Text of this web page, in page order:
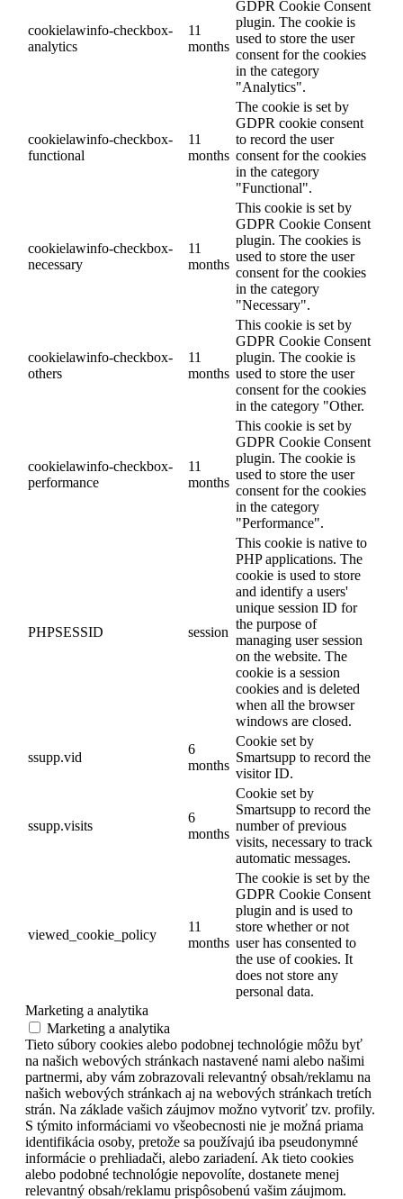
cookielawinfo-checkbox-
analytics
11
months
GDPR Cookie Consent
plugin. The cookie is
used to store the user
consent for the cookies
in the category
"Analytics".
cookielawinfo-checkbox-
functional
11
months
The cookie is set by
GDPR cookie consent
to record the user
consent for the cookies
in the category
"Functional".
cookielawinfo-checkbox-
necessary
11
months
This cookie is set by
GDPR Cookie Consent
plugin. The cookies is
used to store the user
consent for the cookies
in the category
"Necessary".
cookielawinfo-checkbox-
others
11
months
This cookie is set by
GDPR Cookie Consent
plugin. The cookie is
used to store the user
consent for the cookies
in the category "Other.
cookielawinfo-checkbox-
performance
11
months
This cookie is set by
GDPR Cookie Consent
plugin. The cookie is
used to store the user
consent for the cookies
in the category
"Performance".
PHPSESSID session
This cookie is native to
PHP applications. The
cookie is used to store
and identify a users'
unique session ID for
the purpose of
managing user session
on the website. The
cookie is a session
cookies and is deleted
when all the browser
windows are closed.
ssupp.vid
6
months
Cookie set by
Smartsupp to record the
visitor ID.
ssupp.visits
6
months
Cookie set by
Smartsupp to record the
number of previous
visits, necessary to track
automatic messages.
viewed_cookie_policy
11
months
The cookie is set by the
GDPR Cookie Consent
plugin and is used to
store whether or not
user has consented to
the use of cookies. It
does not store any
personal data.
Marketing a analytika
Marketing a analytika
Tieto súbory cookies alebo podobnej technológie môžu byť
na našich webových stránkach nastavené nami alebo našimi
partnermi, aby vám zobrazovali relevantný obsah/reklamu na
našich webových stránkach aj na webových stránkach tretích
strán. Na základe vašich záujmov možno vytvoriť tzv. profily.
S týmito informáciami vo všeobecnosti nie je možná priama
identifikácia osoby, pretože sa používajú iba pseudonymné
informácie o prehliadači, alebo zariadení. Ak tieto cookies
alebo podobné technológie nepovolíte, dostanete menej
relevantný obsah/reklamu prispôsobenú vašim záujmom.